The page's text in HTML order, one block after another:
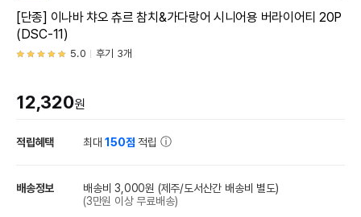
[단종] 이나바 챠오 츄르 참치&가다랑어 시니어용 버라이어티 20P
(DSC-11)
5.0 후기 3개
12,320원
적립혜택 최대150점 적립
배송정보 배송비 3,000원 (제주/도서산간 배송비 별도)
(3만원 이상 무료배송)